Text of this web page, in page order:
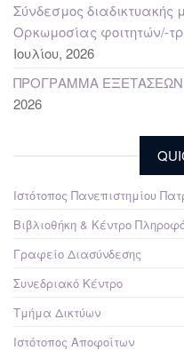
Σύνδεσμος διαδικτυακής
Ορκωμοσίας φοιτητών/-
Ιουλίου, 2026
ΠΡΟΓΡΑΜΜΑ ΕΞΕΤΑΣΕΩΝ
2026
Ιστότοπος Πανεπιστημίου
Βιβλιοθήκη & Κέντρο
Γραφείο Διασύνδεσης
Συνεδριακό Κέντρο
Τμήμα Δικτύων
Ιστότοπος Αποφοίτων